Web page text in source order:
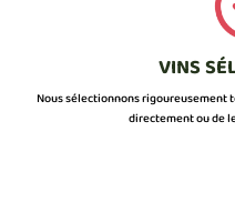
VINS
Nous sélectionnons rigoureusement
directement ou de